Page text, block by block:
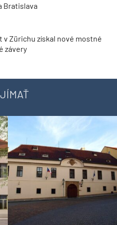
Bratislava
v Zürichu získal nové mostné
závery